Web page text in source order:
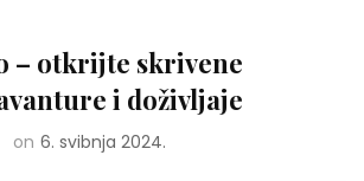
– otkrijte skrivene
i doživljaje
on 6. svibnja 2024.